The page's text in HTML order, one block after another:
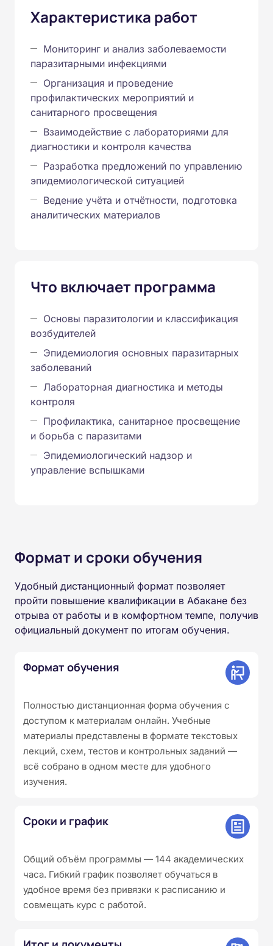
Характеристика работ
Мониторинг и анализ заболеваемости
паразитарными инфекциями
Организация и проведение
профилактических мероприятий и
санитарного просвещения
Взаимодействие с лабораториями для
диагностики и контроля качества
Разработка предложений по управлению
эпидемиологической ситуацией
Ведение учёта и отчётности, подготовка
аналитических материалов
Что включает программа
Основы паразитологии и классификация
возбудителей
Эпидемиология основных паразитарных
заболеваний
Лабораторная диагностика и методы
контроля
Профилактика, санитарное просвещение
и борьба с паразитами
Эпидемиологический надзор и
управление вспышками
Формат и сроки обучения
Удобный дистанционный формат позволяет
пройти повышение квалификации в Абакане без
отрыва от работы и в комфортном темпе, получив
официальный документ по итогам обучения.
Формат обучения
Полностью дистанционная форма обучения с
доступом к материалам онлайн. Учебные
материалы представлены в формате текстовых
лекций, схем, тестов и контрольных заданий —
всё собрано в одном месте для удобного
изучения.
Сроки и график
Общий объём программы — 144 академических
часа. Гибкий график позволяет обучаться в
удобное время без привязки к расписанию и
совмещать курс с работой.